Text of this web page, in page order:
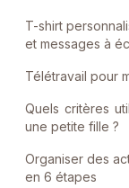
T-shirt
et messages à
Télétravail pour
Quels critères
une petite fille ?
Organiser des
en 6 étapes